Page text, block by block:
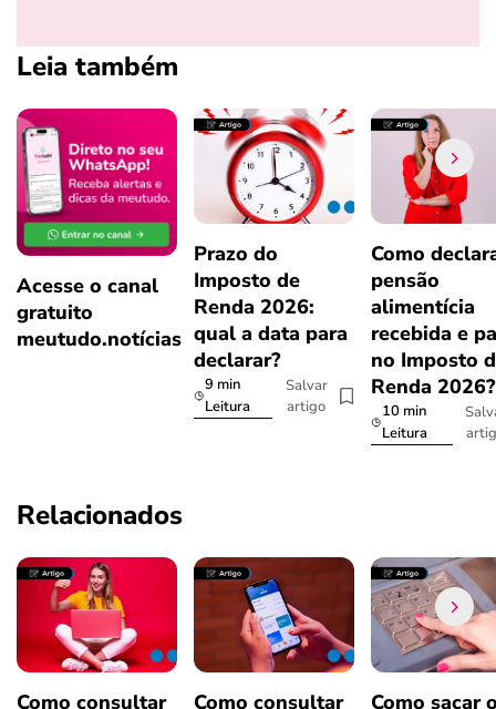
Leia também
Acesse o canal
gratuito
meutudo.notícias
Prazo do
Imposto de
Renda 2026:
qual a data para
declarar?
9 min
Leitura
Salvar
artigo
Como
pensão
alimentícia
recebida e
no Imposto
Renda
10 min
Leitura
Relacionados
Como consultar
Como consultar
Como sacar